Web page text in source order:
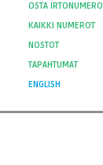
OSTA IRTONUMERO
KAIKKI NUMEROT
NOSTOT
TAPAHTUMAT
ENGLISH